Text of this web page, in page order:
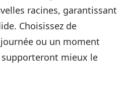
racines, garantissant
Choisissez de
ou un moment
mieux le